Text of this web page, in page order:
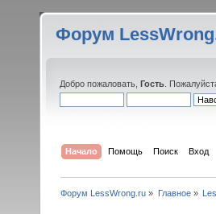
Форум
Добро пожаловать, Гость .
Начало Помощь Поиск Вход
Форум LessWrong.ru » Главное»